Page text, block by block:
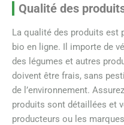
Qualité des
La qualité des produits est
bio en ligne. Il importe de
des légumes et autres
doivent être frais, sans
de l’environnement.
produits sont détaillées et
producteurs ou les